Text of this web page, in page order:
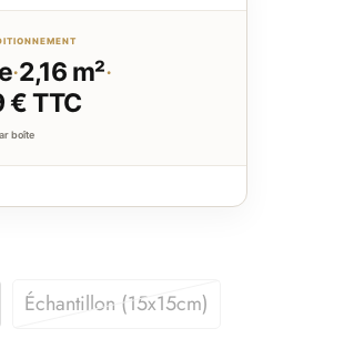
·2,16 m²·
€ TTC
boîte
Échantillon (15x15cm)